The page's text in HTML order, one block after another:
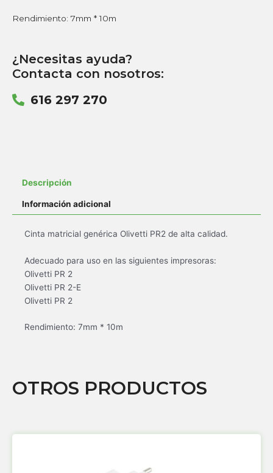
Rendimiento: 7mm * 10m
¿Necesitas ayuda?
Contacta con nosotros:
616 297 270
Descripción
Información adicional
Cinta matricial genérica Olivetti PR2 de alta calidad.
Adecuado para uso en las siguientes impresoras:
Olivetti PR 2
Olivetti PR 2-E
Olivetti PR 2
Rendimiento: 7mm * 10m
OTROS PRODUCTOS